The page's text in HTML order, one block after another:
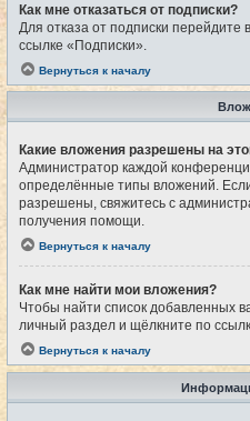
Как мне отказаться от подписки?
Для отказа от подписки
ссылке «Подписки».
Вернуться к началу
Какие вложения разрешены на
Администратор каждой
определённые типы вложений.
разрешены, свяжитесь с
получения помощи.
Вернуться к началу
Как мне найти мои вложения?
Чтобы найти список добавленных
личный раздел и щёлкните по
Вернуться к началу